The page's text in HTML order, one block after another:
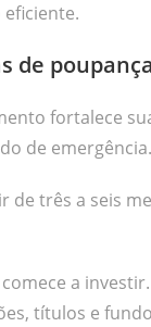
de
fortalece
de emergência.
três a seis
a
títulos e